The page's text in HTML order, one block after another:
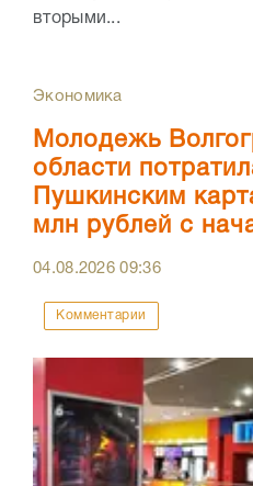
вторыми...
Экономика
Молодежь
области
Пушкинским
млн рублей с
04.08.202609:36
Комментарии